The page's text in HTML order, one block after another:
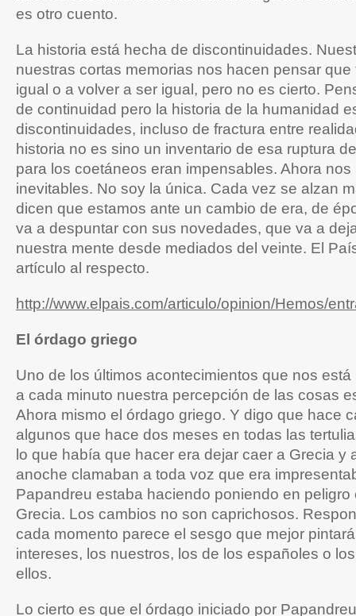
es otro cuento.
La historia está hecha de discontinuidades.
nuestras cortas memorias nos hacen pensar
igual o a volver a ser igual, pero no es cierto.
de continuidad pero la historia de la humanidad
discontinuidades, incluso de fractura entre
historia no es sino un inventario de esa ruptura
para los coetáneos eran impensables. Ahora nos
inevitables. No soy la única. Cada vez se alzan
dicen que estamos ante un cambio de era, de
va a despuntar con sus novedades, que va a
nuestra mente desde mediados del veinte. El
artículo al respecto.
http://www.elpais.com/articulo/opinion/Hemos/
El órdago griego
Uno de los últimos acontecimientos que nos
a cada minuto nuestra percepción de las cosas
Ahora mismo el órdago griego. Y digo que hace
algunos que hace dos meses en todas las
lo que había que hacer era dejar caer a Grecia y
anoche clamaban a toda voz que era
Papandreu estaba haciendo poniendo en peligro
Grecia. Los cambios no son caprichosos.
cada momento parece el sesgo que mejor
intereses, los nuestros, los de los españoles o
ellos.
Lo cierto es que el órdago iniciado por